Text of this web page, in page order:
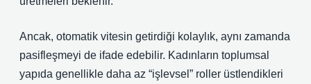
Ancak, otomatik vitesin getirdiği kolaylık, aynı zamanda
pasifleşmeyi de ifade edebilir. Kadınların toplumsal
yapıda genellikle daha az “işlevsel” roller üstlendikleri